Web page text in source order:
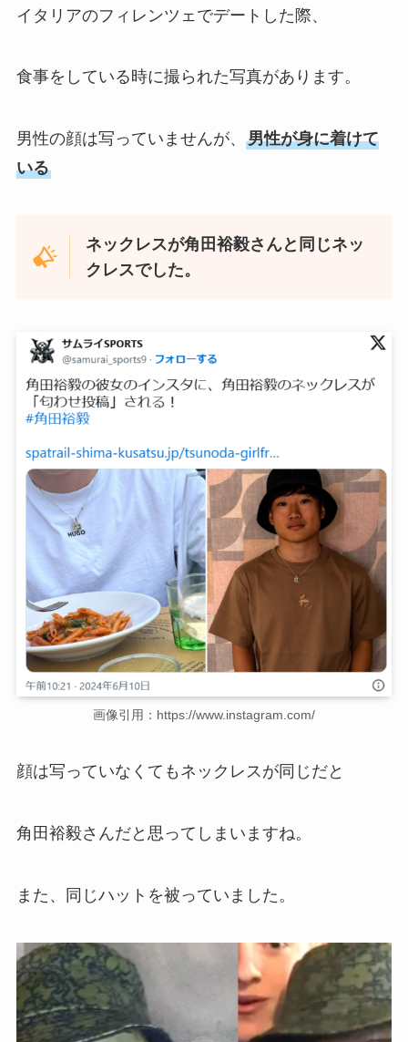
イタリアのフィレンツェでデートした際、
食事をしている時に撮られた写真があります。
男性の顔は写っていませんが、 男性が身に着けて
いる
ネックレスが角田裕毅さんと同じネッ
クレスでした。
画像引用：https://www.instagram.com/
顔は写っていなくてもネックレスが同じだと
角田裕毅さんだと思ってしまいますね。
また、同じハットを被っていました。